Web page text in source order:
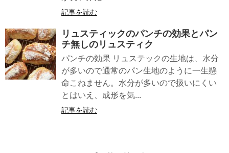
記事を読む
リュスティックのパンチの効果とパン
チ無しのリュスティク
パンチの効果 リュステックの生地は、水分
が多いので通常のパン生地のように一生懸
命こねません。水分が多いので扱いにくい
とはいえ、成形を気...
記事を読む